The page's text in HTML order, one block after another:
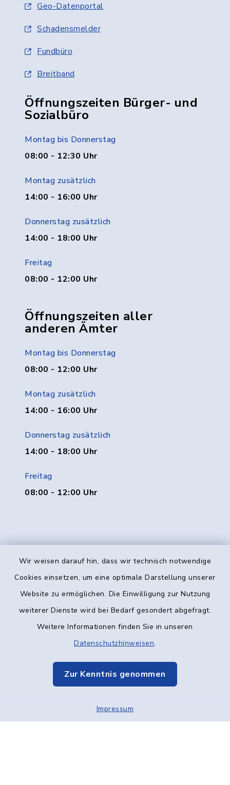
Wir weisen darauf hin, dass wir technisch notwendige
Cookies einsetzen, um eine optimale Darstellung unserer
Website zu ermöglichen. Die Einwilligung zur Nutzung
weiterer Dienste wird bei Bedarf gesondert abgefragt.
Weitere Informationen finden Sie in unseren
Datenschutzhinweisen.
Zur Kenntnis genommen
Impressum
Geo-Datenportal
Schadensmelder
Fundbüro
Breitband
Öffnungszeiten Bürger- und
Sozialbüro
Montag bis Donnerstag
08:00 - 12:30 Uhr
Montag zusätzlich
14:00 - 16:00 Uhr
Donnerstag zusätzlich
14:00 - 18:00 Uhr
Freitag
08:00 - 12:00 Uhr
Öffnungszeiten aller
anderen Ämter
Montag bis Donnerstag
08:00 - 12:00 Uhr
Montag zusätzlich
14:00 - 16:00 Uhr
Donnerstag zusätzlich
14:00 - 18:00 Uhr
Freitag
08:00 - 12:00 Uhr
Kontakt
Datenschutz
Elektronische Kommunikation
Sitemap